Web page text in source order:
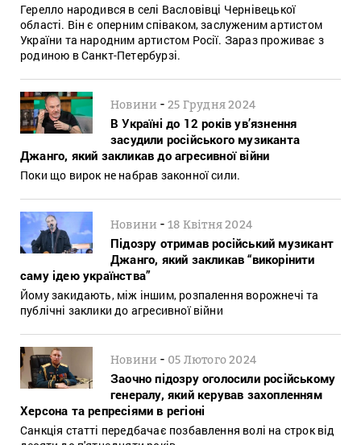
Герелло народився в селі Васловівці Чернівецької
області. Він є оперним співаком, заслуженим артистом
України та народним артистом Росії. Зараз проживає з
родиною в Санкт-Петербурзі.
Новини -25 Грудня 2024
В Україні до 12 років ув’язнення
засудили російського музиканта
Джанго, який закликав до агресивної війни
Поки що вирок не набрав законної сили.
Новини -18 Квітня 2024
Підозру отримав російський музикант
Джанго, який закликав “викорінити
саму ідею українства”
Йому закидають, між іншим, розпалення ворожнечі та
публічні заклики до агресивної війни
Новини - 05 Лютого 2024
Заочно підозру оголосили російському
генералу, який керував захопленням
Херсона та репресіями в регіоні
Санкція статті передбачає позбавлення волі на строк від